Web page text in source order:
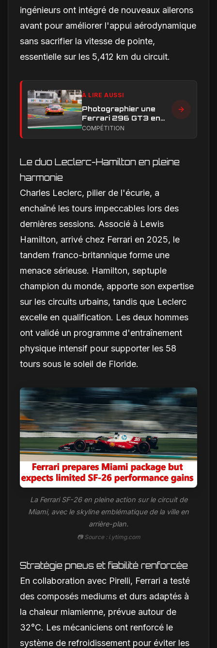
ingénieurs ont intégré de nouveaux ailerons
avant pour améliorer l'appui aérodynamique
sans sacrifier la vitesse de pointe,
essentielle sur les 5,412 km du circuit.
À LIRE AUSSI
Photographier une
Ferrari 296 GT3 en
action : construire une
COMPÉTITION
Le duo Leclerc-Hamilton en pleine
harmonie
Charles Leclerc, pilier de l'écurie, a
enchaîné les tours impeccables lors des
dernières sessions. Associé à Lewis
Hamilton, arrivé chez Ferrari en 2025, le
tandem franco-britannique forme une
menace sérieuse. Hamilton, septuple
champion du monde, apporte son expertise
sur les circuits urbains, tandis que Leclerc
excelle en qualification. Les deux hommes
ont validé un programme d'entraînement
physique intensif pour supporter les 58
tours sous le soleil de Floride.
La Ferrari SF-26 en pleine action sur le circuit de
Miami, avec le skyline emblématique de la ville en
arrière-plan.
📷 Source : i.ytimg.com
Stratégie pneus et fiabilité renforcée
En collaboration avec Pirelli, Ferrari a testé
des composés mediums et durs adaptés à
la chaleur miamienne, prévue autour de
32°C. Les mécaniciens ont renforcé le
système de refroidissement pour éviter les